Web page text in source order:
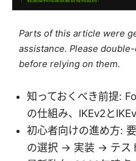
Parts of this article were
assistance. Please
before relying on them.
知っておくべき前提:
の仕組み、IKEv2と
初心者向けの進め方:
の選択 → 実装 → テス